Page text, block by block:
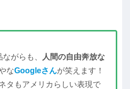
がらも、
人間の自由奔放な
なGoogleさんが笑えます！
タもアメリカらしい表現で